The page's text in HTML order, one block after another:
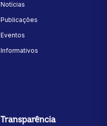
Notícias
Publicações
Eventos
Informativos
Transparência